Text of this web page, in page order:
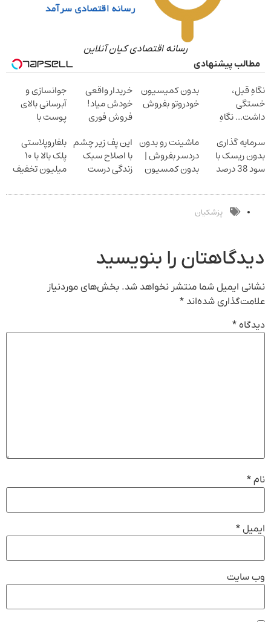
رسانه اقتصادی کیان آنلاین
مطالب پیشنهادی
نگاهِ قبل،
خستگی
داشت... نگاهِ
بلفا با 25%
تخفیف
بدون کمیسیون
خودروتو بفروش
خریدار واقعی
خودش میاد!
فروش فوری
مکانیک
جوانسازی و
آبرسانی بالای
پوست با
سرمایه گذاری
بدون ریسک با
سود 38 درصد
ماشینت رو بدون
دردسر بفروش |
بدون کمسیون
این پف زیر چشم
با اصلاح سبک
زندگی درست
مشاوره رایگان
بلفاروپلاستی
پلک بالا با ۱۰
میلیون تخفیف
پزشکیان
دیدگاهتان را بنویسید
نشانی ایمیل شما منتشر نخواهد شد. بخش‌های موردنیاز
علامت‌گذاری شده‌اند *
دیدگاه *
نام *
ایمیل *
وب‌ سایت